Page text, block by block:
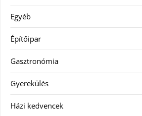
Egyéb
Építőipar
Gasztronómia
Gyerekülés
Házi kedvencek